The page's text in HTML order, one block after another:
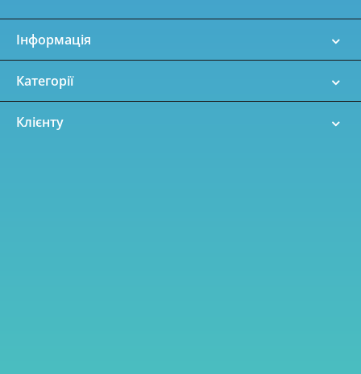
Інформація
Категорії
Клієнту